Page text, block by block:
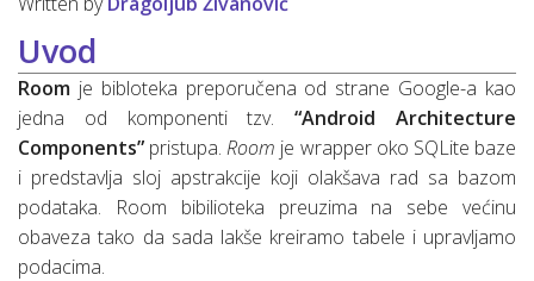
Uvod
Room je bibloteka preporučena od strane Google-a kao
jedna od komponenti tzv.“Android Architecture
Components” pristupa.Room je wrapper oko SQLite baze
i predstavlja sloj apstrakcije koji olakšava rad sa bazom
podataka. Room bibilioteka preuzima na sebe većinu
obaveza tako da sada lakše kreiramo tabele i upravljamo
podacima.